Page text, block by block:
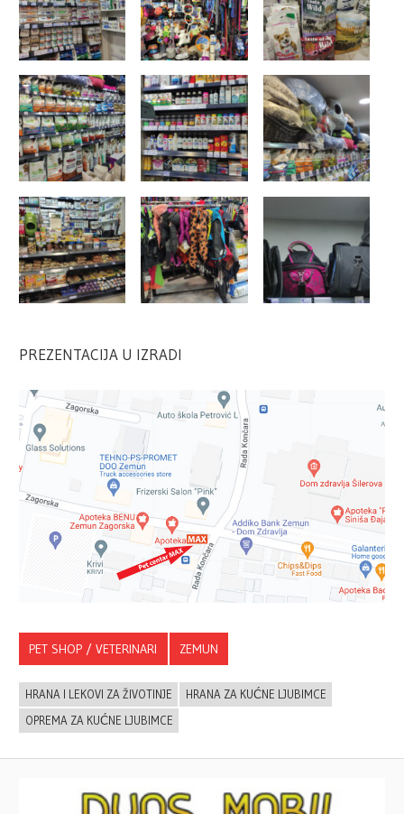
PREZENTACIJA U IZRADI
PET SHOP / VETERINARI ZEMUN
HRANA I LEKOVI ZA ŽIVOTINJE
HRANA ZA KUĆNE LJUBIMCE
OPREMA ZA KUĆNE LJUBIMCE